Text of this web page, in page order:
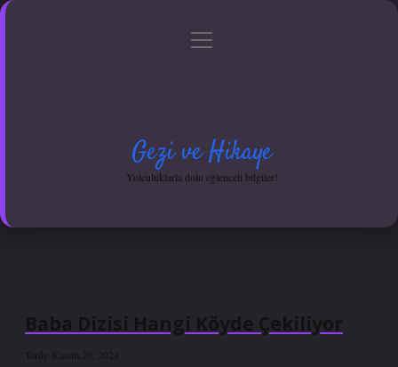
Gizlilik Politikası
menüyü
Gezi ve Hikaye
Yolculuklarla dolu eğlenceli bilgiler!
Baba Dizisi Hangi Köyde Çekiliyor
Tarih: Kasım 26, 2024